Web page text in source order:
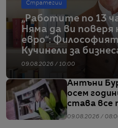
Стратегии
„Работите по 13
Няма да ви поверя
евро“:
Кучинели за
09.08.2026 / 10:00
Антъни
осем
става все
09.08.2026 /